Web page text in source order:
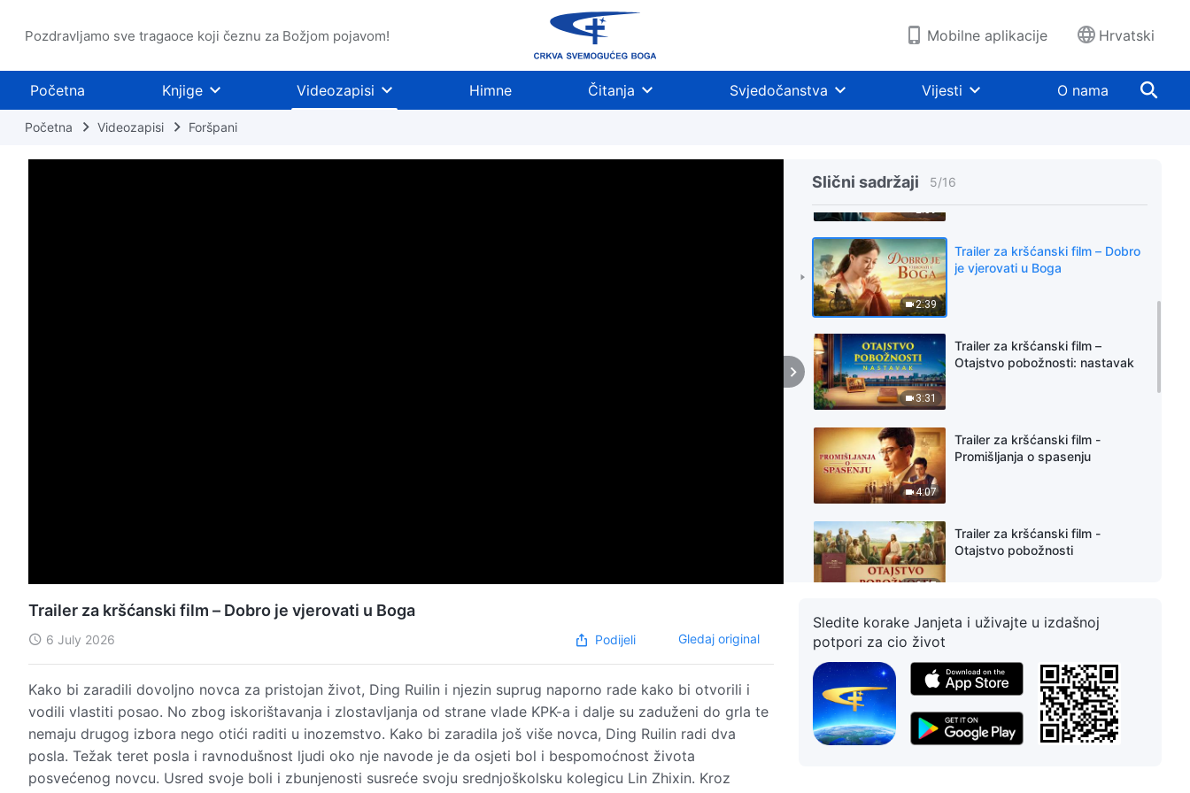
Pozdravljamo sve tragaoce koji čeznu za Božjom pojavom! Mobilne aplikacije Hrvatski
Početna Knjige Videozapisi Himne Čitanja Svjedočanstva Vijesti O nama
Početna Videozapisi Foršpani
Slični sadržaji 5/16
2:39
2:39
Trailer za kršćanski film – Dobro
je vjerovati u Boga
3:31
Trailer za kršćanski film –
Otajstvo pobožnosti: nastavak
4:07
Trailer za kršćanski film -
Promišljanja o spasenju
2:37
Trailer za kršćanski film -
Otajstvo pobožnosti
2:55
Trailer za kršćanski film - Gdje je
Trailer za kršćanski film -
Istraživanje
Trailer za kršćanski film – Dobro je vjerovati u Boga
6 July 2026 Podijeli Gledaj original
Kako bi zaradili dovoljno novca za pristojan život, Ding Ruilin i njezin suprug naporno rade kako bi otvorili i
vodili vlastiti posao. No zbog iskorištavanja i zlostavljanja od strane vlade KPK-a i dalje su zaduženi do grla te
nemaju drugog izbora nego otići raditi u inozemstvo. Kako bi zaradila još više novca, Ding Ruilin radi dva
posla. Težak teret posla i ravnodušnost ljudi oko nje navode je da osjeti bol i bespomoćnost života
posvećenog novcu. Usred svoje boli i zbunjenosti susreće svoju srednjoškolsku kolegicu Lin Zhixin. Kroz
Sledite korake Janjeta i uživajte u izdašnoj
potpori za cio život